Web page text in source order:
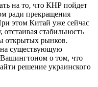
на то, что КНР пойдет
ради прекращения
этом Китай уже сейчас
стабильность
открытых рынков.
существующую
о том, что
решение украинского